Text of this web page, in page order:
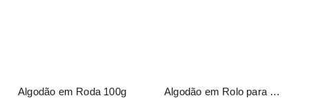
Algodão em Roda 100g Algodão em Rolo para Cabeleireiro 1Kg Eurostil